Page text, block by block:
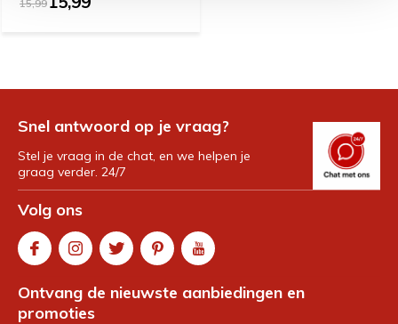
15,99
Snel antwoord op je vraag?
Stel je vraag in de chat, en we helpen je
graag verder. 24/7
Volg ons
Ontvang de nieuwste aanbiedingen en
promoties